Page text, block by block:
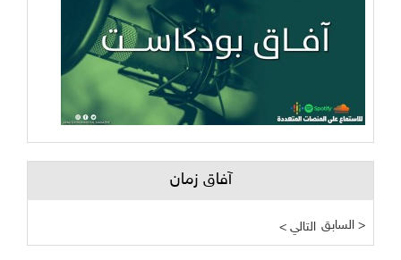
آفاق زمان
< التالي السابق >